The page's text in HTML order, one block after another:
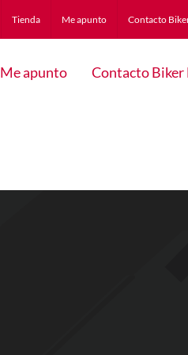
Tienda Me apunto Contacto
Me apunto Contacto Biker